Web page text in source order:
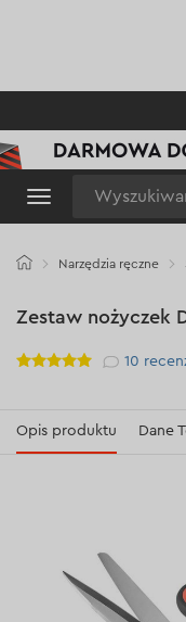
Narzędzia ręczne
Zestaw nożyczek
Рейтинг 10
Opis produktu Dane